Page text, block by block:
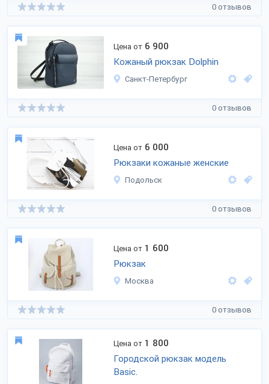
0 отзывов
Цена от 6 900
Кожаный рюкзак Dolphin
Санкт-Петербург
0 отзывов
Цена от 6 000
Рюкзаки кожаные женские
Подольск
0 отзывов
Цена от 1 600
Рюкзак
Москва
0 отзывов
Цена от 1 800
Городской рюкзак модель
Basic.